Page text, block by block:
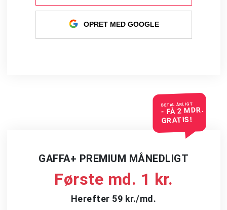
OPRET MED GOOGLE
BETAL ÅRLIGT
- FÅ 2 MDR.
GRATIS!
GAFFA+ PREMIUM MÅNEDLIGT
Første md. 1 kr.
Herefter 59 kr./md.